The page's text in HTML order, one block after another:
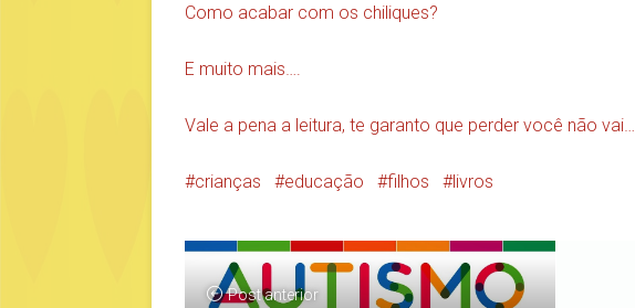
Como acabar com os chiliques?
E muito mais….
Vale a pena a leitura, te garanto que perder você não vai…..
crianças educação filhos livros
Post anterior